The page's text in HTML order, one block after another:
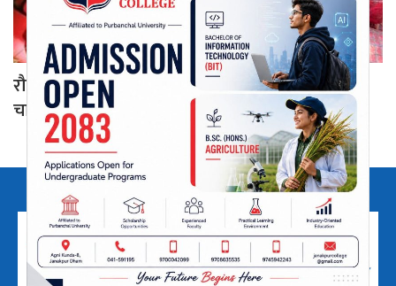
रौतहटमा ब्रेजा कारबाट ठूलो परिमाणमा गाँजा बरामद,
चालक फरार